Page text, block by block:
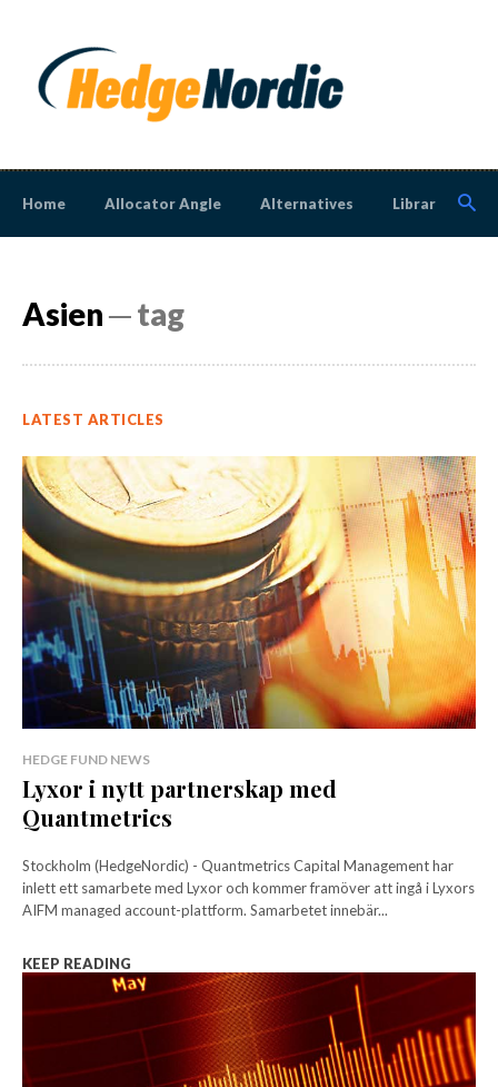
Home Allocator Angle Alternatives Library
Asien─ tag
LATEST ARTICLES
HEDGE FUND NEWS
Lyxor i nytt partnerskap med
Quantmetrics
Stockholm (HedgeNordic) - Quantmetrics Capital Management har
inlett ett samarbete med Lyxor och kommer framöver att ingå i Lyxors
AIFM managed account-plattform. Samarbetet innebär...
KEEP READING